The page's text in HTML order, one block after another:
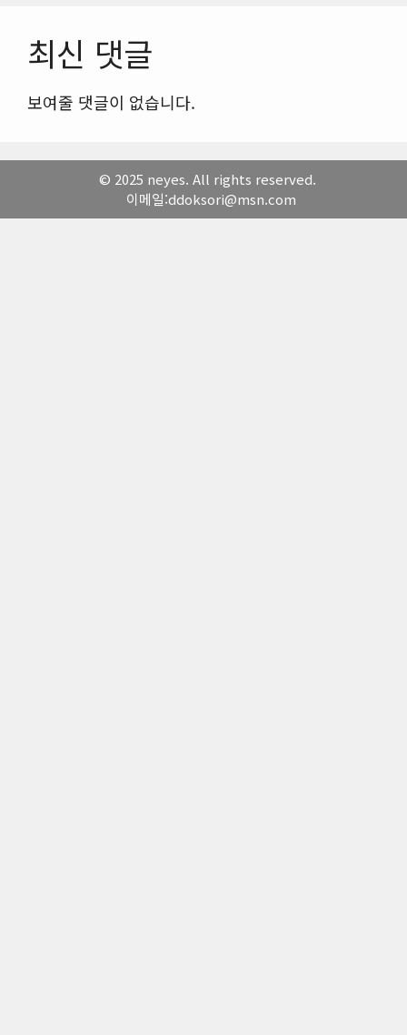
최신 댓글
보여줄 댓글이 없습니다.
© 2025 neyes. All rights reserved.
이메일:ddoksori@msn.com